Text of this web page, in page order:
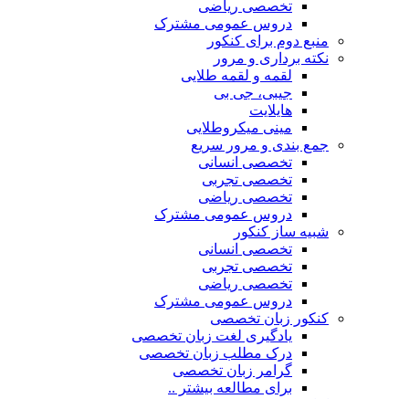
تخصصی ریاضی
دروس عمومی مشترک
منبع دوم برای کنکور
نکته برداری و مرور
لقمه و لقمه طلایی
جیبی، جی بی
هایلایت
مینی میکروطلایی
جمع بندی و مرور سریع
تخصصی انسانی
تخصصی تجربی
تخصصی ریاضی
دروس عمومی مشترک
شبیه ساز کنکور
تخصصی انسانی
تخصصی تجربی
تخصصی ریاضی
دروس عمومی مشترک
کنکور زبان تخصصی
یادگیری لغت زبان تخصصی
درک مطلب زبان تخصصی
گرامر زبان تخصصی
برای مطالعه بیشتر ..